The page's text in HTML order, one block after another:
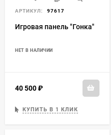
АРТИКУЛ: 97617
Игровая панель "Гонка"
НЕТ В НАЛИЧИИ
40 500
КУПИТЬ В 1 КЛИК